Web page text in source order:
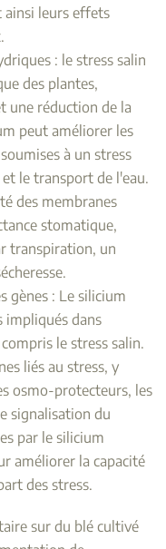
ainsi leurs effets
: le stress salin
des plantes,
une réduction de la
peut améliorer les
à un stress
le transport de l'eau.
des membranes
stomatique,
transpiration, un
gènes : Le silicium
impliqués dans
le stress salin.
liés au stress, y
osmo-protecteurs, les
signalisation du
par le silicium
améliorer la capacité
des stress.
sur du blé cultivé